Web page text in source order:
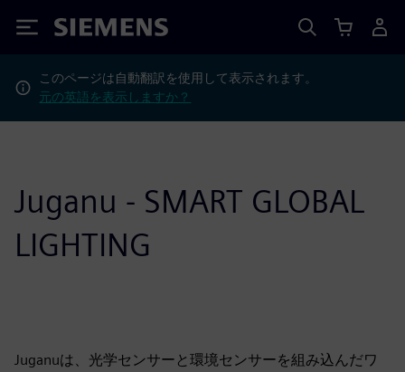
Siemens
このページは自動翻訳を使用して表示されます。
元の英語を表示しますか？
Juganu - SMART GLOBAL
LIGHTING
Juganuは、光学センサーと環境センサーを組み込んだワ